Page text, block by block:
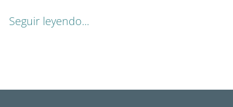
Seguir leyendo...